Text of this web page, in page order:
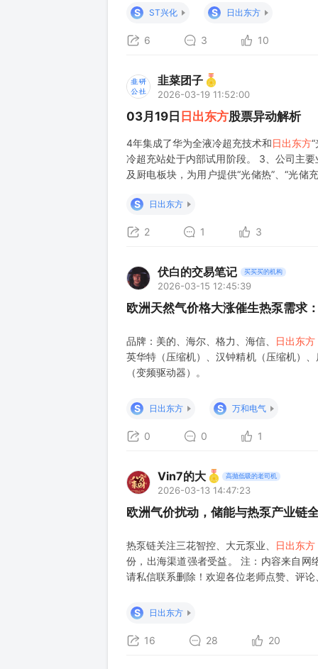
S ST兴化 S 日出东方
6 3 10
韭菜团子
2026-03-19 11:52:00
03月19日 日出东方股票异动解析
4年集成了华为全液冷超充技术和日出东方
冷超充站处于内部试用阶段。 3、公司主
及厨电板块，为用户提供“光储热”、“光
S
日出东方
2 1 3
伏白的交易笔记 买买买的机构
2026-03-15 12:45:39
欧洲天然气价格大涨催生热泵需求
品牌：美的、海尔、格力、海信、 日出东方
英华特（压缩机）、汉钟精机（压缩机）
（变频驱动器）。
S 日出东方 S 万和电气
0 0 1
Vin7的大 高抛低吸的老司机
2026-03-13 14:47:23
欧洲气价扰动，储能与热泵产业链
热泵链关注三花智控、大元泵业、 日出东方
份，出海渠道强者受益。 注：内容来自网
请私信联系删除！欢迎各位老师点赞、评
S 日出东方
16 28 20